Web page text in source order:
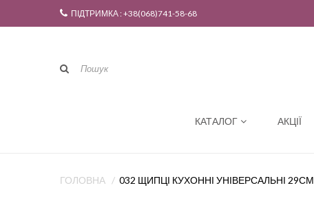
ПІДТРИМКА : +38(068)741-58-68
КАТАЛОГ АКЦІЇ
ГОЛОВНА 032 ЩИПЦІ КУХОННІ УНІВЕРСАЛЬНІ 29СМ